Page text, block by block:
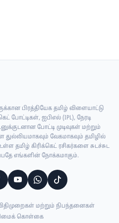
பிரத்தியேக தமிழ் விளையாட்டு
போட்டிகள், ஐபிஎல் (IPL), நேரடி
போட்டி முடிவுகள் மற்றும்
வேகமாகவும் தமிழில்
தமிழ் கிரிக்கெட் ரசிகர்களை சுடச்சுட
எங்களின் நோக்கமாகும்.
மற்றும் நிபந்தனைகள்
கொள்கை